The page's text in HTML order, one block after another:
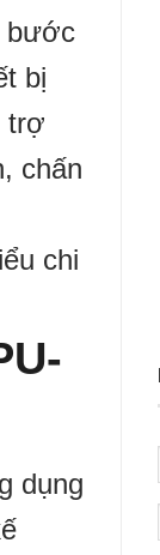
bước
bị
trợ
chấn
chi
dụng